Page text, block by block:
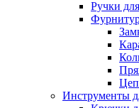
Ручки
Инструменты